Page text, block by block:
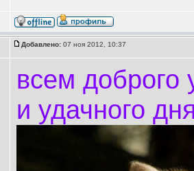
Добавлено:07 ноя 2012, 10:37
всем доброго
и удачного